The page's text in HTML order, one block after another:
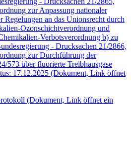
zur Anpassung nationaler
Regelungen an das Unionsrecht durch
Ozonschichtverordnung und
Verbotsverordnung b) zu
- Drucksachen 21/2866,
zur Durchführung der
573 über fluorierte Treibhausgase
17.12.2025 (Dokument, Link öffnet
(Dokument, Link öffnet ein